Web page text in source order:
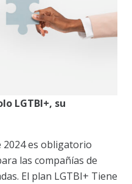
LGTBI+, su
2024 es obligatorio
las compañías de
El plan LGTBI+ Tiene